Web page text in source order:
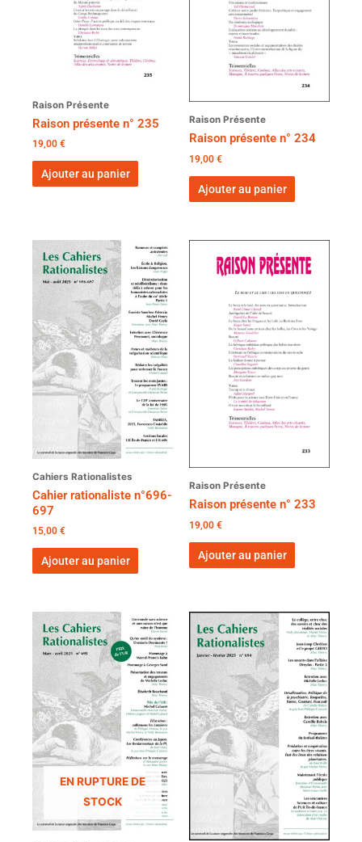
Raison Présente
Raison présente n° 235
19,00 €
Ajouter au panier
Raison Présente
Raison présente n° 234
19,00 €
Ajouter au panier
Cahiers Rationalistes
Cahier rationaliste n°696-
697
15,00 €
Ajouter au panier
Raison Présente
Raison présente n° 233
19,00 €
Ajouter au panier
EN RUPTURE DE
STOCK